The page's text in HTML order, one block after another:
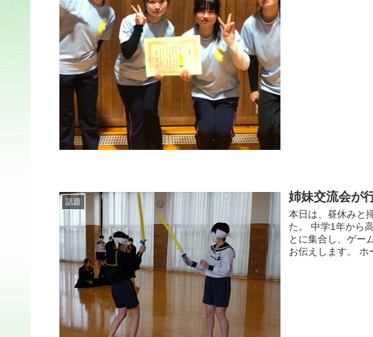
話題 姉妹交流会が
本日は、昼休みと
た。 中学1年から
とに集合し、ゲー
お伝えします。 ホ